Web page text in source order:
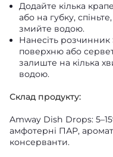
Додайте кілька
або на губку,
змийте водою.
Нанесіть
поверхню або
залиште на кілька
водою.
Склад продукту:
Amway Dish Drops:
амфотерні ПАР,
консерванти.